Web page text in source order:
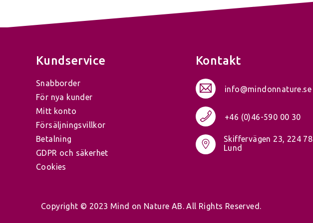
Kundservice
Snabborder
För nya kunder
Mitt konto
Försäljningsvillkor
Betalning
GDPR och säkerhet
Cookies
Kontakt
info@mindonnature.se
+46 (0)46-590 00 30
Skiffervägen 23, 224 78
Lund
Copyright © 2023 Mind on Nature AB. All Rights Reserved.